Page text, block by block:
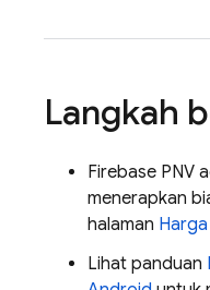
Langkah
Firebase PNV
menerapkan
halaman Harga
Lihat panduan